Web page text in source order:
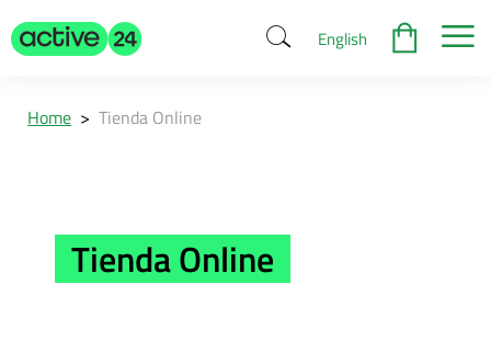
English
Home > Tienda Online
Tienda Online